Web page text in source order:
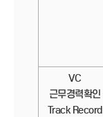
VC
근무경력확인
Track Record